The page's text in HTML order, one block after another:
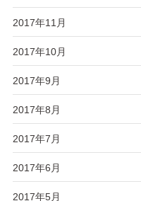
2017年11月
2017年10月
2017年9月
2017年8月
2017年7月
2017年6月
2017年5月